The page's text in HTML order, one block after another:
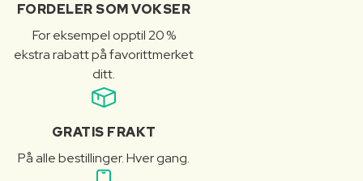
FORDELER SOM VOKSER
For eksempel opptil 20 %
ekstra rabatt på favorittmerket
ditt.
GRATIS FRAKT
På alle bestillinger. Hver gang.